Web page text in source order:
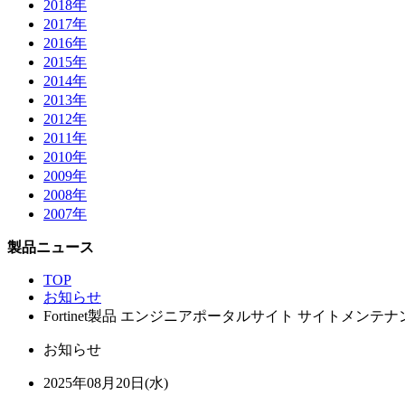
2018年
2017年
2016年
2015年
2014年
2013年
2012年
2011年
2010年
2009年
2008年
2007年
製品ニュース
TOP
お知らせ
Fortinet製品 エンジニアポータルサイト サイトメンテナ
お知らせ
2025年08月20日(水)